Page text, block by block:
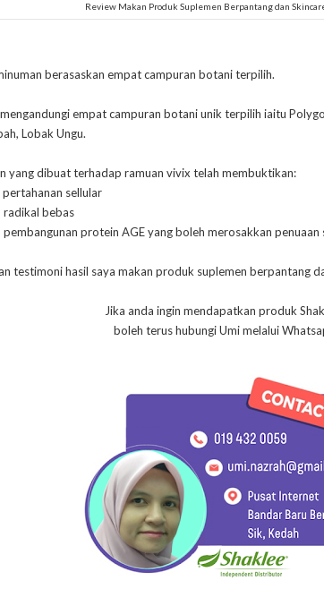
Review Makan Produk Suplemen Berpantang dan
berasaskan empat campuran botani terpilih.
empat campuran botani unik terpilih iaitu
Lobak Ungu.
yang dibuat terhadap ramuan vivix telah membuktikan:
sellular
bebas
protein AGE yang boleh merosakkan penuaan
testimoni hasil saya makan produk suplemen berpantang
Jika anda ingin mendapatkan produk
boleh terus hubungi Umi melalui